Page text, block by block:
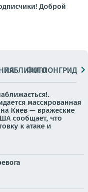
Доброй
ПАБЛИКИ
ФОТОЛОНГРИДЫ
массированная
Киев — вражеские
сообщает, что
к атаке и